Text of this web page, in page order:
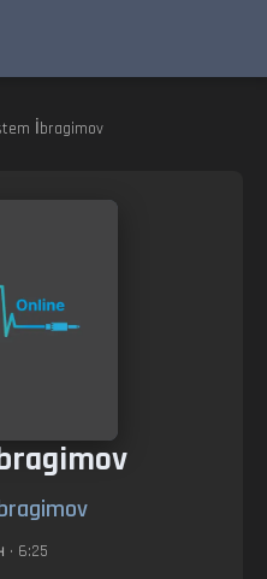
İbragimov
• 6:25